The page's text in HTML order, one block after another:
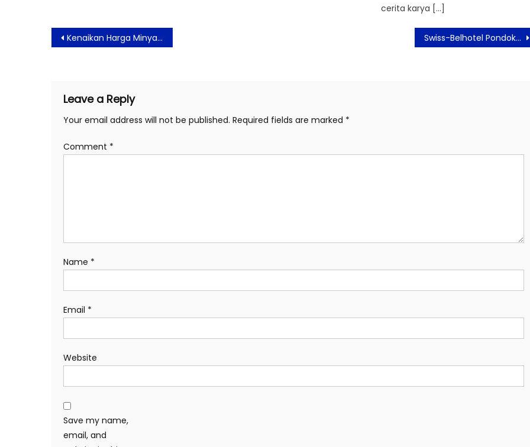
cerita karya […]
Post
navigation
Kenaikan Harga Minyak Dorong Inflasi, Nilai Perlindungan Finansial Berisiko Menyusut Swiss-Belhotel Pondok Indah Hadirkan Wedding Open House di Cilandak Town Square
Leave a Reply
Your email address will not be published. Required fields are marked *
Comment *
Name *
Email *
Website
Save my name,
email, and